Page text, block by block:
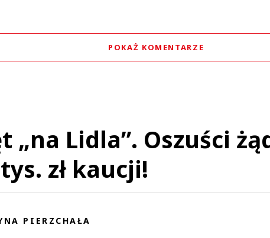
POKAŻ KOMENTARZE
„na Lidla”. Oszuści
zł kaucji!
PIERZCHAŁA